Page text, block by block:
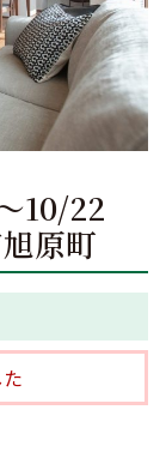
10/22
原町